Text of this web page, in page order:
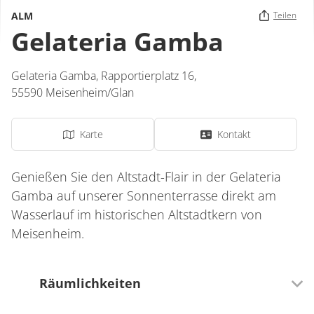
ALM Teilen
Gelateria Gamba
Gelateria Gamba, Rapportierplatz 16,
55590 Meisenheim/Glan
Karte Kontakt
Genießen Sie den Altstadt-Flair in der Gelateria
Gamba auf unserer Sonnenterrasse direkt am
Wasserlauf im historischen Altstadtkern von
Meisenheim.
Räumlichkeiten